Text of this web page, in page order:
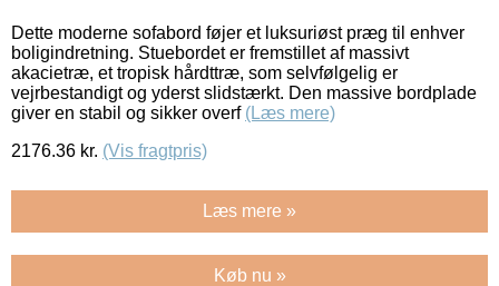
Dette moderne sofabord føjer et luksuriøst præg til enhver
boligindretning. Stuebordet er fremstillet af massivt
akacietræ, et tropisk hårdttræ, som selvfølgelig er
vejrbestandigt og yderst slidstærkt. Den massive bordplade
giver en stabil og sikker overf (Læs mere)
2176.36 kr. (Vis fragtpris)
Læs mere »
Køb nu »